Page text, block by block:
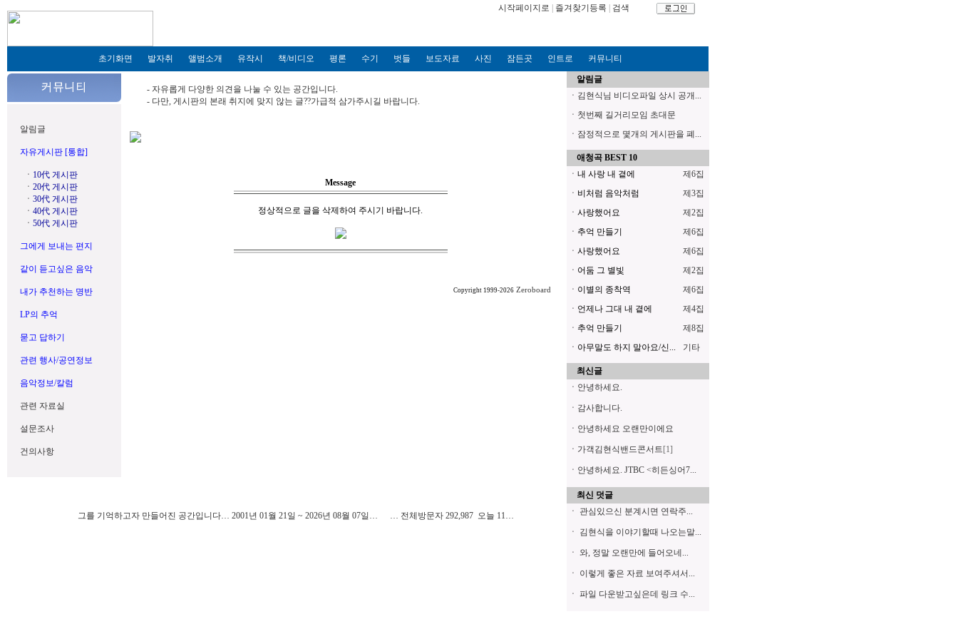
시작페이지로 즐겨찾기등록 검색
초기화면 발자취 앨범소개 유작시 책/비디오 평론 수기 벗들 보도자료 사진 잠든곳 인트로 커뮤니티
알림글
자유게시판 [통합]
ㆍ 10代 게시판
ㆍ 20代 게시판
ㆍ 30代 게시판
ㆍ 40代 게시판
ㆍ 50代 게시판
그에게 보내는 편지
같이 듣고싶은 음악
내가 추천하는 명반
LP의 추억
묻고 답하기
관련 행사/공연정보
음악정보/칼럼
관련 자료실
설문조사
건의사항
- 자유롭게 다양한 의견을 나눌 수 있는 공간입니다.
- 다만, 게시판의 본래 취지에 맞지 않는 글??가급적 삼가주시길 바랍니다.
Message
정상적으로 글을 삭제하여 주시기 바랍니다.
Copyright 1999-2026 Zeroboard
그를 기억하고자 만들어진 공간입니다… 2001년 01월 21일 ~ 2026년 08월 07일… … 전체방문자 292,987 오늘 11…
알림글
ㆍ 김현식님 비디오파일 상시 공개...
ㆍ 첫번째 길거리모임 초대문
ㆍ 잠정적으로 몇개의 게시판을 폐...
애청곡 BEST 10
ㆍ내 사랑 내 곁에
제6집
ㆍ비처럼 음악처럼
제3집
ㆍ사랑했어요
제2집
ㆍ추억 만들기
제6집
ㆍ사랑했어요
제6집
ㆍ어둠 그 별빛
제2집
ㆍ이별의 종착역
제6집
ㆍ언제나 그대 내 곁에
제4집
ㆍ추억 만들기
제8집
ㆍ아무말도 하지 말아요/신...
기타
최신글
ㆍ 안녕하세요.
ㆍ 감사합니다.
ㆍ 안녕하세요 오랜만이에요
ㆍ 가객김현식밴드콘서트 [1]
ㆍ 안녕하세요. JTBC <히든싱어7...
최신 덧글
ㆍ
관심있으신 분계시면 연락주...
ㆍ 김현식을 이야기할때 나오는말...
ㆍ 와, 정말 오랜만에 들어오네...
ㆍ 이렇게 좋은 자료 보여주셔서...
ㆍ 파일 다운받고싶은데 링크 수...